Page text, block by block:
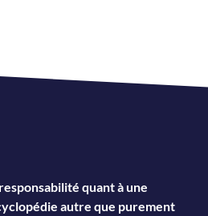
quant à une
autre que purement